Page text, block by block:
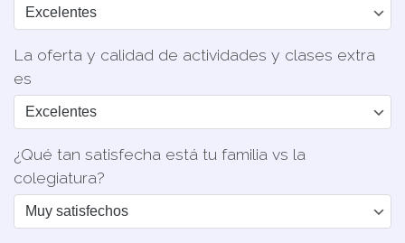
La oferta y calidad de actividades y clases extra
es
¿Qué tan satisfecha está tu familia vs la
colegiatura?